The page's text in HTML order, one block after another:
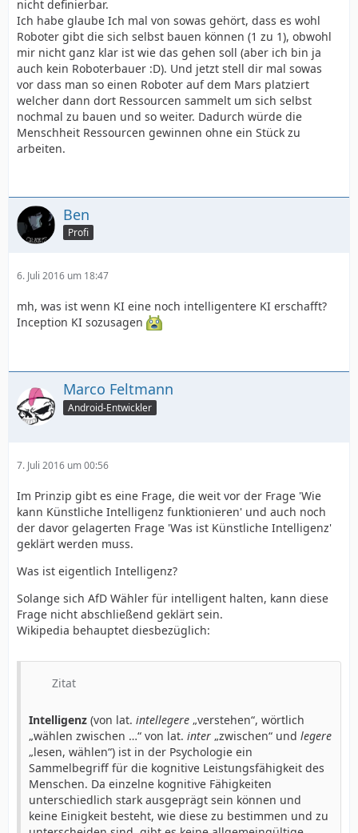
nicht definierbar.
Ich habe glaube Ich mal von sowas gehört, dass es wohl
Roboter gibt die sich selbst bauen können (1 zu 1), obwohl
mir nicht ganz klar ist wie das gehen soll (aber ich bin ja
auch kein Roboterbauer :D). Und jetzt stell dir mal sowas
vor dass man so einen Roboter auf dem Mars platziert
welcher dann dort Ressourcen sammelt um sich selbst
nochmal zu bauen und so weiter. Dadurch würde die
Menschheit Ressourcen gewinnen ohne ein Stück zu
arbeiten.
Ben
Profi
6. Juli 2016 um 18:47
mh, was ist wenn KI eine noch intelligentere KI erschafft?
Inception KI sozusagen
Marco Feltmann
Android-Entwickler
7. Juli 2016 um 00:56
Im Prinzip gibt es eine Frage, die weit vor der Frage 'Wie
kann Künstliche Intelligenz funktionieren' und auch noch
der davor gelagerten Frage 'Was ist Künstliche Intelligenz'
geklärt werden muss.
Was ist eigentlich Intelligenz?
Solange sich AfD Wähler für intelligent halten, kann diese
Frage nicht abschließend geklärt sein.
Wikipedia behauptet diesbezüglich:
Zitat
Intelligenz (von lat. intellegere „verstehen“, wörtlich
„wählen zwischen …“ von lat. inter „zwischen“ und legere
„lesen, wählen“) ist in der Psychologie ein
Sammelbegriff für die kognitive Leistungsfähigkeit des
Menschen. Da einzelne kognitive Fähigkeiten
unterschiedlich stark ausgeprägt sein können und
keine Einigkeit besteht, wie diese zu bestimmen und zu